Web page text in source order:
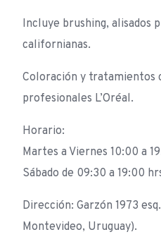
Incluye brushing, alisados
californianas.
Coloración y tratamientos
profesionales L’Oréal.
Horario:
Martes a Viernes 10:00 a
Sábado de 09:30 a 19:00
Dirección: Garzón 1973
Montevideo, Uruguay).